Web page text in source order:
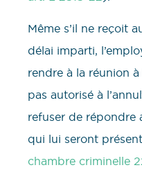
Même s’il ne reçoit
délai imparti,
rendre à la réunion
pas autorisé à
refuser de répondre
qui lui seront
chambre criminelle